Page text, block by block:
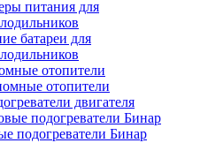
питания для
батареи для
отопители
отопители
двигателя
подогреватели Бинар